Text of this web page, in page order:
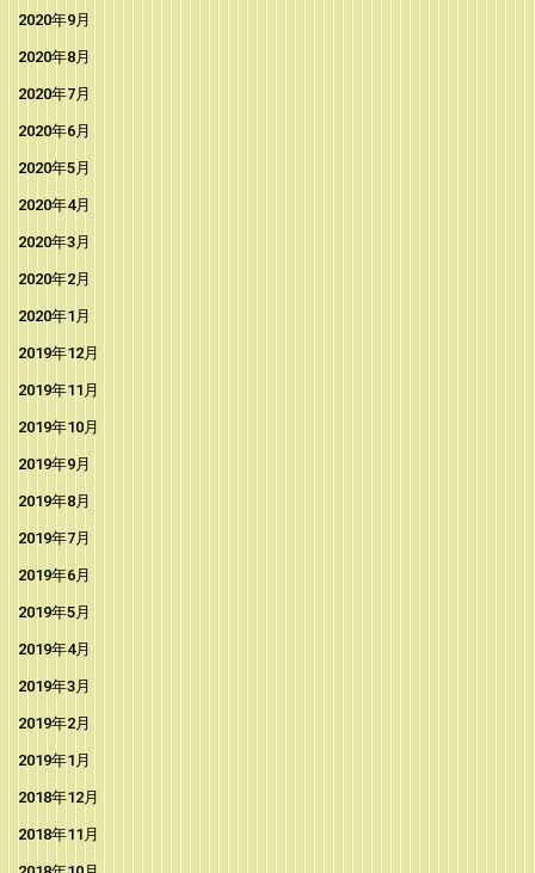
2020年9月
2020年8月
2020年7月
2020年6月
2020年5月
2020年4月
2020年3月
2020年2月
2020年1月
2019年12月
2019年11月
2019年10月
2019年9月
2019年8月
2019年7月
2019年6月
2019年5月
2019年4月
2019年3月
2019年2月
2019年1月
2018年12月
2018年11月